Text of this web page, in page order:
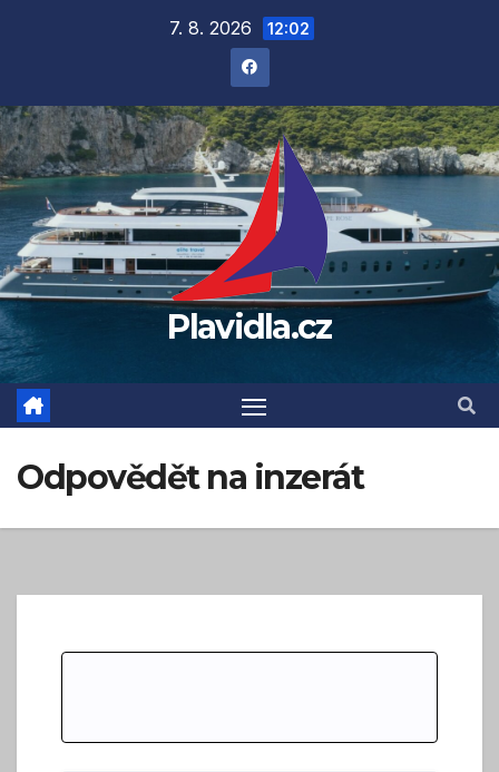
7. 8. 2026 12:02
Plavidla.cz
Odpovědět na inzerát